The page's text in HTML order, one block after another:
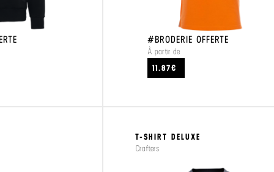
VOIR LE PRODUIT
#BRODERIE OFFERTE
À partir de
11.87€
T-SHIRT DELUXE
Crafters